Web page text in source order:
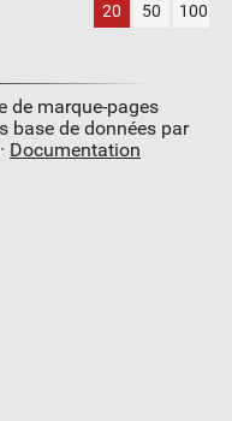
20 50 100
de marque-pages
base de données par
Documentation